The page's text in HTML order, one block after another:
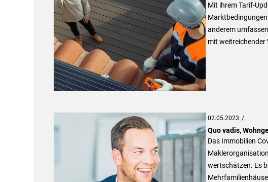
Mit ihrem Tarif-
anderem
mit weitreichender
02.05.2023
Quo vadis,
Das Immobilien
wertschätzen. Es